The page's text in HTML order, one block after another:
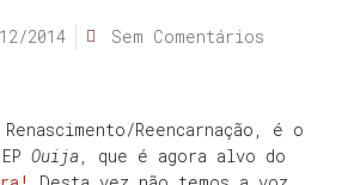
2014 Sem Comentários
Reencarnação, é o
Ouija , que é agora alvo do